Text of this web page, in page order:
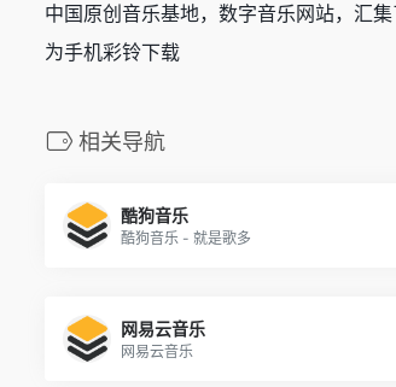
中国原创音乐基地，数字音乐网站，汇
为手机彩铃下载
相关导航
酷狗音乐
酷狗音乐 - 就是歌多
网易云音乐
网易云音乐